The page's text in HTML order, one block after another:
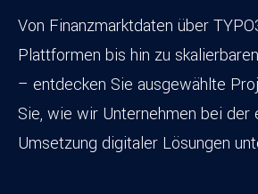
Von Finanzmarktdaten über
Plattformen bis hin zu
– entdecken Sie ausgewählte
Sie, wie wir Unternehmen bei der
Umsetzung digitaler Lösungen